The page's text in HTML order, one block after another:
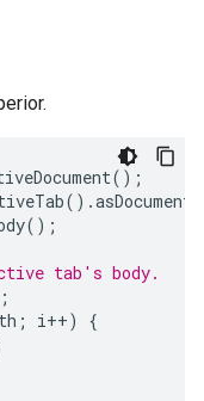
();
().
();
tab's body.
; i++)
{